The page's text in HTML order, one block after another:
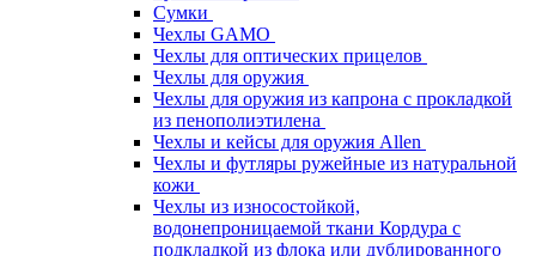
Сумки
Чехлы GAMO
Чехлы для оптических прицелов
Чехлы для оружия
Чехлы для оружия из капрона с прокладкой
из пенополиэтилена
Чехлы и кейсы для оружия Allen
Чехлы и футляры ружейные из натуральной
кожи
Чехлы из износостойкой,
водонепроницаемой ткани Кордура с
подкладкой из флока или дублированного